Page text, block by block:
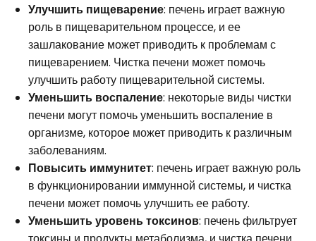
Улучшить пищеварение: печень играет важную
роль в пищеварительном процессе, и ее
зашлакование может приводить к проблемам с
пищеварением. Чистка печени может помочь
улучшить работу пищеварительной системы.
Уменьшить воспаление: некоторые виды чистки
печени могут помочь уменьшить воспаление в
организме, которое может приводить к различным
заболеваниям.
Повысить иммунитет: печень играет важную роль
в функционировании иммунной системы, и чистка
печени может помочь улучшить ее работу.
Уменьшить уровень токсинов: печень фильтрует